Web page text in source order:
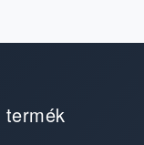
termék